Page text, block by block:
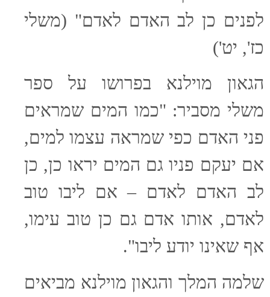
לפנים כן לב האדם לאדם" (משלי
כז', יט')
הגאון מוילנא בפרושו על ספר
משלי מסביר: "כמו המים שמראים
פני האדם כפי שמראה עצמו למים,
אם יעקם פניו גם המים יראו כן, כן
לב האדם לאדם – אם ליבו טוב
לאדם, אותו אדם גם כן טוב עימו,
אף שאינו יודע ליבו".
שלמה המלך והגאון מוילנא מביאים